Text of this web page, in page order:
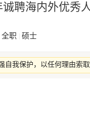
聘海内外优秀
全职 硕士
自我保护，以任何理由索